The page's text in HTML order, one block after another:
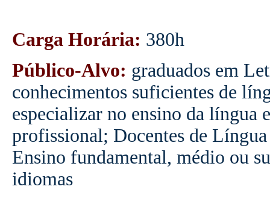
Carga Horária: 380h
Público-Alvo: graduados em
conhecimentos suficientes de
especializar no ensino da língua
profissional; Docentes de
Ensino fundamental, médio ou
idiomas